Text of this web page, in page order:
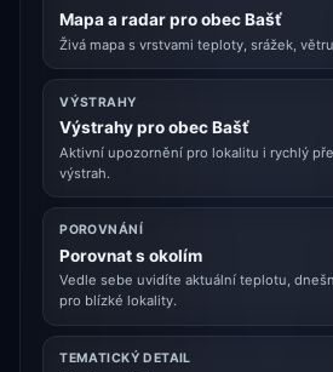
Mapa a radar pro obec Bašť
Živá mapa s vrstvami teploty, srážek,
VÝSTRAHY
Výstrahy pro obec Bašť
Aktivní upozornění pro lokalitu i rychlý
výstrah.
POROVNÁNÍ
Porovnat s okolím
Vedle sebe uvidíte aktuální teplotu,
pro blízké lokality.
TEMATICKÝ DETAIL